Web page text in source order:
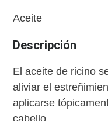
Aceite
Descripción
El aceite de ricino
aliviar el
aplicarse